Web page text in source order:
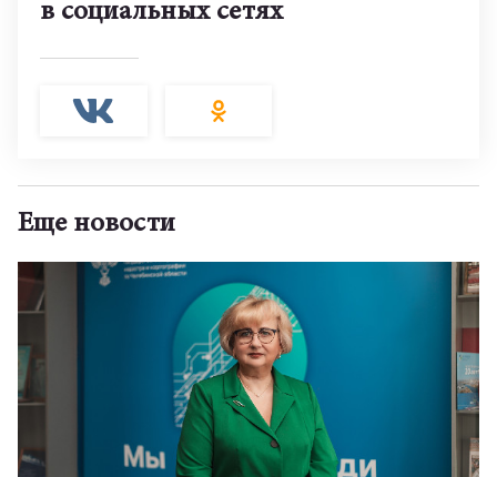
в социальных сетях
Еще новости